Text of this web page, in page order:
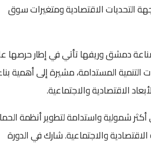
التحديات الاقتصادية ومتغيرات سوق
دمشق وريفها تأتي في إطار حرصها
المستدامة، مشيرة إلى أهمية
الاقتصادية والاجتماعية.
شمولية واستدامة لتطوير أنظمة
والاجتماعية. شارك في الدورة